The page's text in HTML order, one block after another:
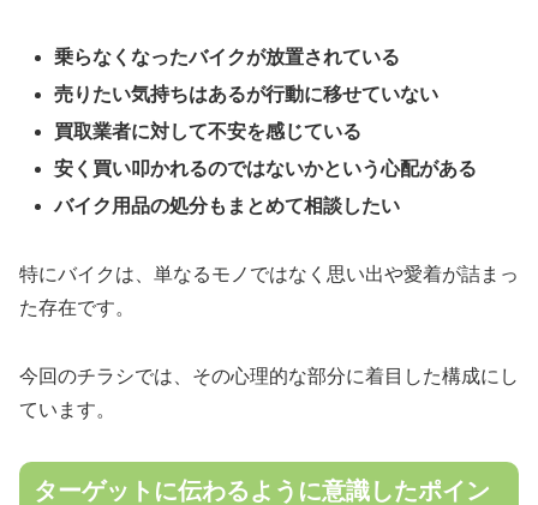
乗らなくなったバイクが放置されている
売りたい気持ちはあるが行動に移せていない
買取業者に対して不安を感じている
安く買い叩かれるのではないかという心配がある
バイク用品の処分もまとめて相談したい
特にバイクは、単なるモノではなく思い出や愛着が詰まっ
た存在です。
今回のチラシでは、その心理的な部分に着目した構成にし
ています。
ターゲットに伝わるように意識したポイン